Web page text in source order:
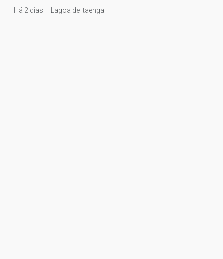
Há 2 dias – Lagoa de Itaenga